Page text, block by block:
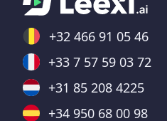
+32 466 91 05 46
+33 7 57 59 03 72
+31 85 208 4225
+34 950 68 00 98